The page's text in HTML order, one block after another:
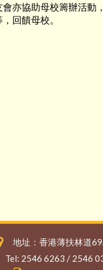
亦協助母校籌辦活動
回饋母校。
地址：香港薄扶林道
Tel: 2546 6263 / 2546